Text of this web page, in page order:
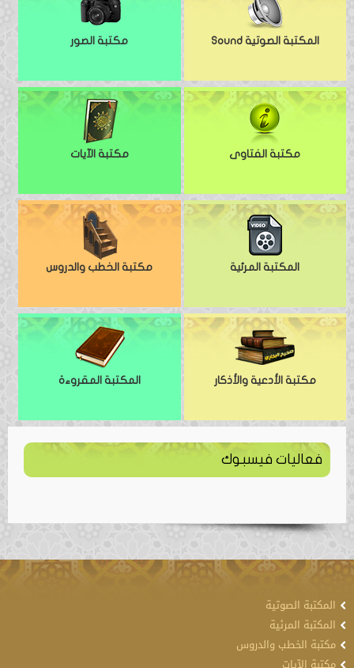
المكتبة الصوتية Sound مكتبة الصور
مكتبة الفتاوى مكتبة الآيات
المكتبة المرئية مكتبة الخطب والدروس
مكتبة الأدعية والأذكار المكتبة المقروءة
فعاليات فيسبوك
المكتبة الصوتية
المكتبة المرئية
مكتبة الخطب والدروس